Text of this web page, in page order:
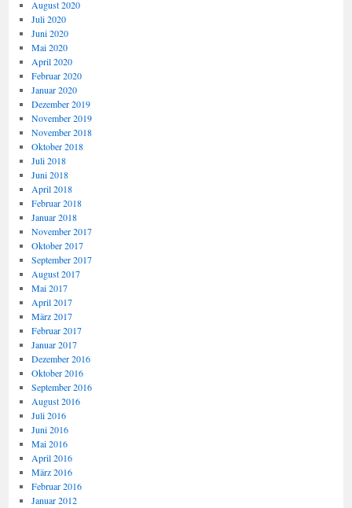
August 2020
Juli 2020
Juni 2020
Mai 2020
April 2020
Februar 2020
Januar 2020
Dezember 2019
November 2019
November 2018
Oktober 2018
Juli 2018
Juni 2018
April 2018
Februar 2018
Januar 2018
November 2017
Oktober 2017
September 2017
August 2017
Mai 2017
April 2017
März 2017
Februar 2017
Januar 2017
Dezember 2016
Oktober 2016
September 2016
August 2016
Juli 2016
Juni 2016
Mai 2016
April 2016
März 2016
Februar 2016
Januar 2012